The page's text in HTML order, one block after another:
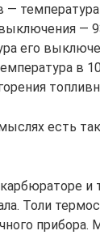
—
—
его
в
есть
и
Толи